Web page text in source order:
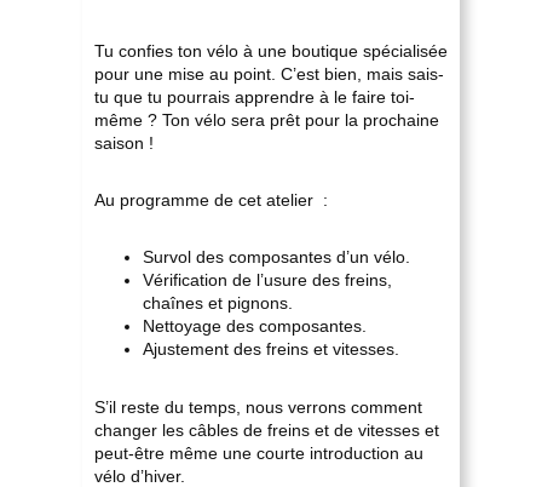
Tu confies ton vélo à une boutique spécialisée
pour une mise au point. C’est bien, mais sais-
tu que tu pourrais apprendre à le faire toi-
même ? Ton vélo sera prêt pour la prochaine
saison !
Au programme de cet atelier :
Survol des composantes d’un vélo.
Vérification de l’usure des freins,
chaînes et pignons.
Nettoyage des composantes.
Ajustement des freins et vitesses.
S’il reste du temps, nous verrons comment
changer les câbles de freins et de vitesses et
peut-être même une courte introduction au
vélo d’hiver.